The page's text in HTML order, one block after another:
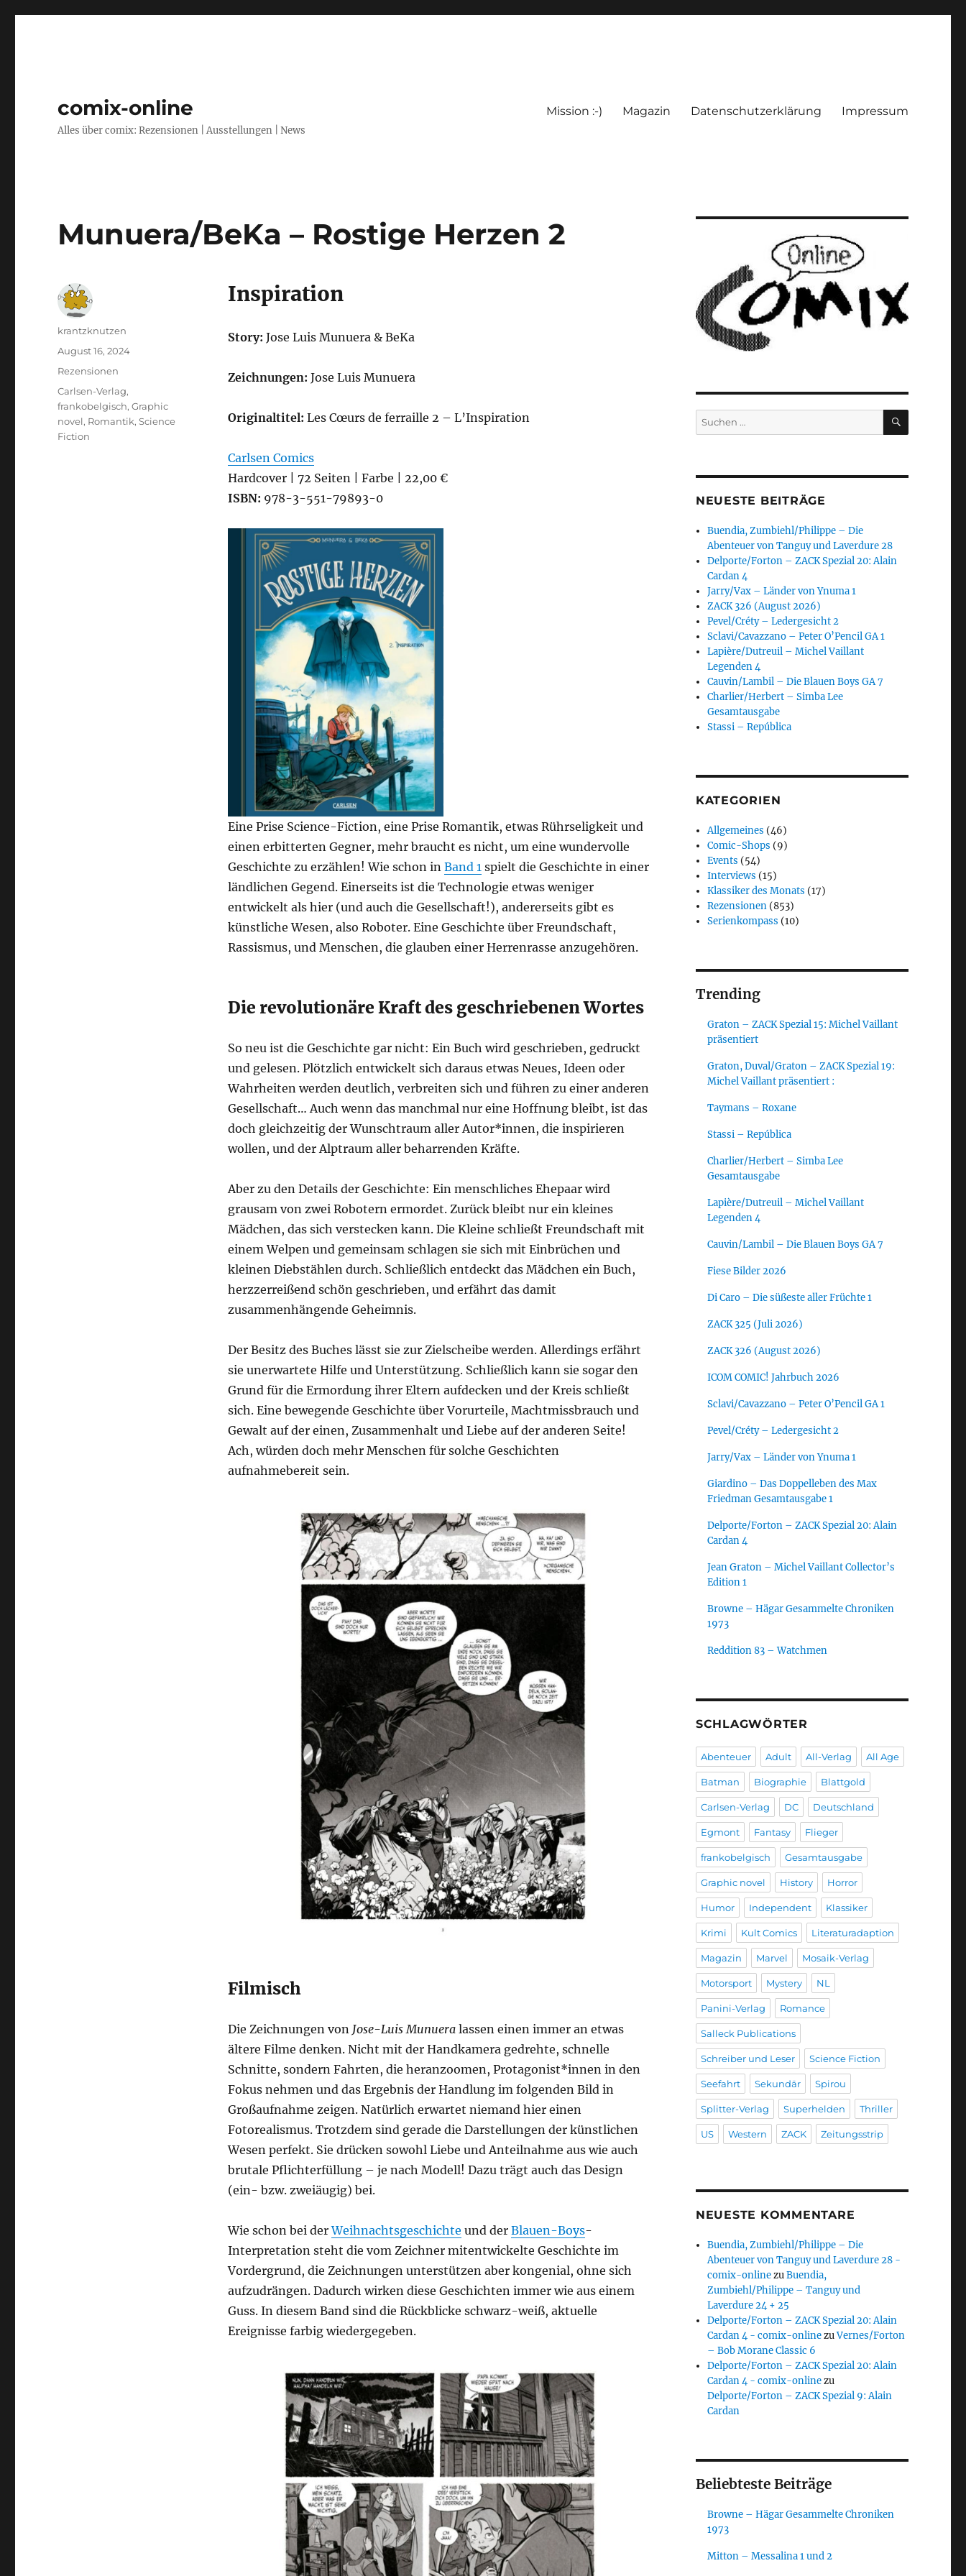
comix-online
Alles über comix: Rezensionen | Ausstellungen | News
Mission :-) Magazin Datenschutzerklärung Impressum
Munuera/BeKa – Rostige Herzen 2
Inspiration
Story: Jose Luis Munuera & BeKa
Zeichnungen: Jose Luis Munuera
Originaltitel: Les Cœurs de ferraille 2 – L’Inspiration
Carlsen Comics
Hardcover | 72 Seiten | Farbe | 22,00 €
ISBN: 978-3-551-79893-0
Eine Prise Science-Fiction, eine Prise Romantik, etwas Rührseligkeit und
einen erbitterten Gegner, mehr braucht es nicht, um eine wundervolle
Geschichte zu erzählen! Wie schon in Band 1 spielt die Geschichte in einer
ländlichen Gegend. Einerseits ist die Technologie etwas weniger
entwickelt als hier (und auch die Gesellschaft!), andererseits gibt es
künstliche Wesen, also Roboter. Eine Geschichte über Freundschaft,
Rassismus, und Menschen, die glauben einer Herrenrasse anzugehören.
Die revolutionäre Kraft des geschriebenen Wortes
So neu ist die Geschichte gar nicht: Ein Buch wird geschrieben, gedruckt
und gelesen. Plötzlich entwickelt sich daraus etwas Neues, Ideen oder
Wahrheiten werden deutlich, verbreiten sich und führen zu einer anderen
Gesellschaft… Auch wenn das manchmal nur eine Hoffnung bleibt, ist das
doch gleichzeitig der Wunschtraum aller Autor*innen, die inspirieren
wollen, und der Alptraum aller beharrenden Kräfte.
Aber zu den Details der Geschichte: Ein menschliches Ehepaar wird
grausam von zwei Robotern ermordet. Zurück bleibt nur ein kleines
Mädchen, das sich verstecken kann. Die Kleine schließt Freundschaft mit
einem Welpen und gemeinsam schlagen sie sich mit Einbrüchen und
kleinen Diebstählen durch. Schließlich entdeckt das Mädchen ein Buch,
herzzerreißend schön geschrieben, und erfährt das damit
zusammenhängende Geheimnis.
Der Besitz des Buches lässt sie zur Zielscheibe werden. Allerdings erfährt
sie unerwartete Hilfe und Unterstützung. Schließlich kann sie sogar den
Grund für die Ermordung ihrer Eltern aufdecken und der Kreis schließt
sich. Eine bewegende Geschichte über Vorurteile, Machtmissbrauch und
Gewalt auf der einen, Zusammenhalt und Liebe auf der anderen Seite!
Ach, würden doch mehr Menschen für solche Geschichten
aufnahmebereit sein.
Filmisch
Die Zeichnungen von Jose-Luis Munueralassen einen immer an etwas
ältere Filme denken. Nicht mit der Handkamera gedrehte, schnelle
Schnitte, sondern Fahrten, die heranzoomen, Protagonist*innen in den
Fokus nehmen und das Ergebnis der Handlung im folgenden Bild in
Großaufnahme zeigen. Natürlich erwartet niemand hier einen
Fotorealismus. Trotzdem sind gerade die Darstellungen der künstlichen
Wesen perfekt. Sie drücken sowohl Liebe und Anteilnahme aus wie auch
brutale Pflichterfüllung – je nach Modell! Dazu trägt auch das Design
(ein- bzw. zweiäugig) bei.
Wie schon bei derWeihnachtsgeschichte und der Blauen-Boys-
Interpretation steht die vom Zeichner mitentwickelte Geschichte im
Vordergrund, die Zeichnungen unterstützen aber kongenial, ohne sich
aufzudrängen. Dadurch wirken diese Geschichten immer wie aus einem
Guss. In diesem Band sind die Rückblicke schwarz-weiß, aktuelle
Ereignisse farbig wiedergegeben.
Autor
krantzknutzen
Veröffentlicht
August 16, 2024
Kategorien
Rezensionen
Schlagwörter
Carlsen-Verlag,
frankobelgisch,Graphic
novel, Romantik,Science
Fiction
Suchen
nach:
SUCHEN
NEUESTE BEITRÄGE
Buendia, Zumbiehl/Philippe – Die
Abenteuer von Tanguy und Laverdure 28
Delporte/Forton – ZACK Spezial 20: Alain
Cardan 4
Jarry/Vax – Länder von Ynuma 1
ZACK 326 (August 2026)
Pevel/Créty – Ledergesicht 2
Sclavi/Cavazzano – Peter O’Pencil GA 1
Lapière/Dutreuil – Michel Vaillant
Legenden 4
Cauvin/Lambil – Die Blauen Boys GA 7
Charlier/Herbert – Simba Lee
Gesamtausgabe
Stassi – República
KATEGORIEN
Allgemeines (46)
Comic-Shops (9)
Events (54)
Interviews (15)
Klassiker des Monats (17)
Rezensionen (853)
Serienkompass (10)
Trending
Graton – ZACK Spezial 15: Michel Vaillant
präsentiert
Graton, Duval/Graton – ZACK Spezial 19:
Michel Vaillant präsentiert :
Taymans – Roxane
Stassi – República
Charlier/Herbert – Simba Lee
Gesamtausgabe
Lapière/Dutreuil – Michel Vaillant
Legenden 4
Cauvin/Lambil – Die Blauen Boys GA 7
Fiese Bilder 2026
Di Caro – Die süßeste aller Früchte 1
ZACK 325 (Juli 2026)
ZACK 326 (August 2026)
ICOM COMIC! Jahrbuch 2026
Sclavi/Cavazzano – Peter O’Pencil GA 1
Pevel/Créty – Ledergesicht 2
Jarry/Vax – Länder von Ynuma 1
Giardino – Das Doppelleben des Max
Friedman Gesamtausgabe 1
Delporte/Forton – ZACK Spezial 20: Alain
Cardan 4
Jean Graton – Michel Vaillant Collector’s
Edition 1
Browne – Hägar Gesammelte Chroniken
1973
Reddition 83 – Watchmen
SCHLAGWÖRTER
Abenteuer Adult All-Verlag All Age
Batman Biographie Blattgold
Carlsen-Verlag DC Deutschland
Egmont Fantasy Flieger
frankobelgisch Gesamtausgabe
Graphic novel History Horror
Humor Independent Klassiker
Krimi Kult Comics Literaturadaption
Magazin Marvel Mosaik-Verlag
Motorsport Mystery NL
Panini-Verlag Romance
Salleck Publications
Schreiber und Leser Science Fiction
Seefahrt Sekundär Spirou
Splitter-Verlag Superhelden Thriller
US Western ZACK Zeitungsstrip
NEUESTE KOMMENTARE
Buendia, Zumbiehl/Philippe – Die
Abenteuer von Tanguy und Laverdure 28 -
comix-onlinezuBuendia,
Zumbiehl/Philippe – Tanguy und
Laverdure 24 + 25
Delporte/Forton – ZACK Spezial 20: Alain
Cardan 4 - comix-onlinezuVernes/Forton
– Bob Morane Classic 6
Delporte/Forton – ZACK Spezial 20: Alain
Cardan 4 - comix-onlinezu
Delporte/Forton – ZACK Spezial 9: Alain
Cardan
Beliebteste Beiträge
Browne – Hägar Gesammelte Chroniken
1973
Mitton – Messalina 1 und 2